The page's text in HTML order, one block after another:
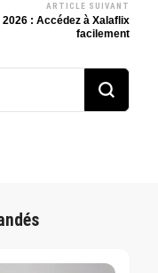
ARTICLE SUIVANT
2026 : Accédez à Xalaflix
facilement